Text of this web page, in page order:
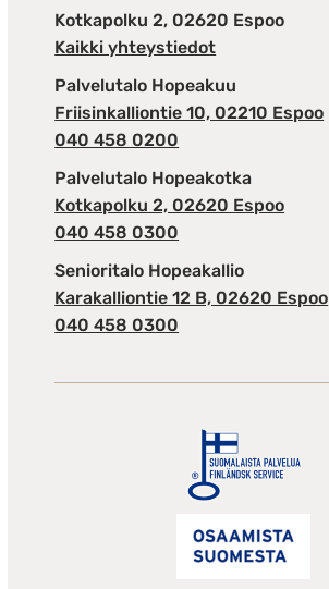
Kotkapolku 2, 02620 Espoo
Kaikki yhteystiedot
Palvelutalo Hopeakuu
Friisinkalliontie 10, 02210 Espoo
040 458 0200
Palvelutalo Hopeakotka
Kotkapolku 2, 02620 Espoo
040 458 0300
Senioritalo Hopeakallio
Karakalliontie 12 B, 02620 Espoo
040 458 0300